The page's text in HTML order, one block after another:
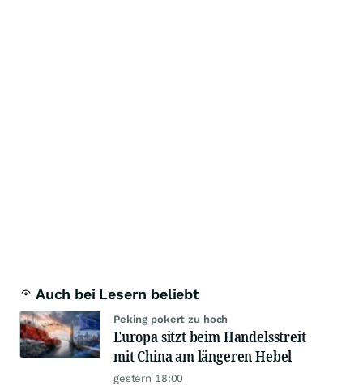
Auch bei Lesern beliebt
Peking pokert zu hoch
Europa sitzt beim Handelsstreit
mit China am längeren Hebel
gestern 18:00